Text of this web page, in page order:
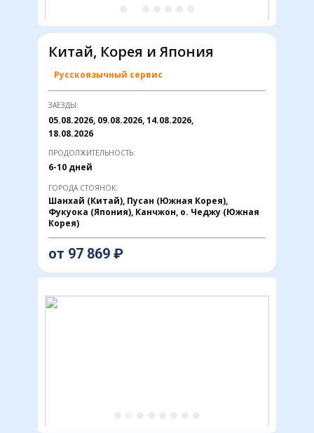
Китай, Корея и Япония
Русскоязычный сервис
ЗАЕЗДЫ:
05.08.2026, 09.08.2026, 14.08.2026,
18.08.2026
ПРОДОЛЖИТЕЛЬНОСТЬ:
6-10 дней
ГОРОДА СТОЯНОК:
Шанхай (Китай), Пусан (Южная Корея),
Фукуока (Япония), Канчжон, о. Чеджу (Южная
Корея)
от ​97 869 ₽